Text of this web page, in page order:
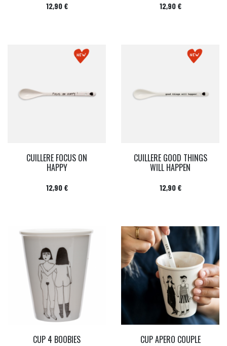
Prix
12,90 € Prix
12,90 €
CUILLERE FOCUS ON
HAPPY
Prix
12,90 €
CUILLERE GOOD THINGS
WILL HAPPEN
Prix
12,90 €
CUP 4 BOOBIES CUP APERO COUPLE